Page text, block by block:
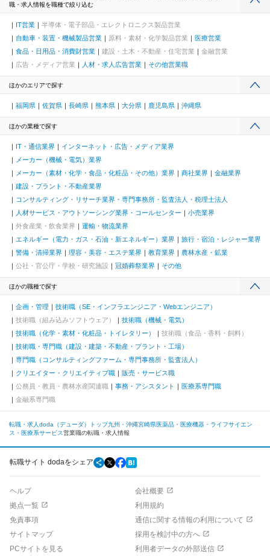
職・求人情報を職種で絞り込む
IT営業
半導体・電子部品・エレクトロニクス製品営業
自動車・装置・機械製品営業
原料・素材・化学製品営業
医療営業
食品・日用品・消費財営業
建設・土木・不動産・住宅営業
金融営業
広告・メディア営業
人材・求人広告営業 その他営業職
ほかのエリアで探す
福岡県 佐賀県 長崎県 熊本県 大分県 鹿児島県 沖縄県
ほかの業種で探す
IT・通信業界
インターネット・広告・メディア業界
メーカー（機械・電気）業界
メーカー（素材・化学・食品・化粧品・その他）業界
商社業界
金融業界
建設・プラント・不動産業界
コンサルティング・リサーチ業界・専門事務所・監査法人・税理士法人
人材サービス・アウトソーシング業界・コールセンター
小売業界
外食産業・飲食業界
運輸・物流業界
エネルギー（電力・ガス・石油・新エネルギー）業界
旅行・宿泊・レジャー業界
警備・清掃業界
理容・美容・エステ業界 教育業界
農林水産・鉱業
公社・官公庁・学校・研究施設
冠婚葬祭業界 その他
ほかの職種で探す
企画・管理
技術職（SE・インフラエンジニア・Webエンジニア）
技術職（組み込みソフトウェア）
技術職（機械・電気）
技術職（化学・素材・化粧品・トイレタリー）
技術職（食品・香料・飼料）
技術職・専門職（建設・建築・不動産・プラント・工場）
専門職（コンサルティングファーム・専門事務所・監査法人）
クリエイター・クリエイティブ職
販売・サービス職
公務員・教員・農林水産関連職
事務・アシスタント
医療系専門職
金融系専門職
転職・求人doda（デューダ）トップ九州・沖縄宮崎県医薬品・医療機器・ライフサイエン
ス・医療系サービス営業職の転職・求人情報
転職サイト dodaをシェア
ヘルプ
会社概要
拠点一覧
利用規約
免責事項
通信に関する情報の利用について
サイトマップ
採用を検討中の方へ
PCサイトを見る
利用者データの外部送信